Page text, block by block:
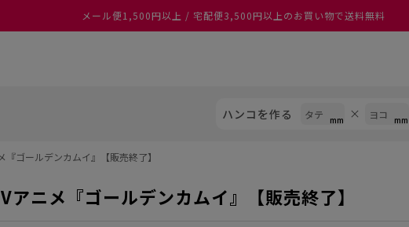
メール便1,500円以上 / 宅配便3,500円以上のお買い物で送料無料
ハンコを作る
『ゴールデンカムイ』【販売終了】
アニメ『ゴールデンカムイ』【販売終了】